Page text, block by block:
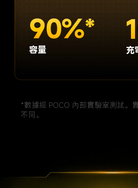
90%*
容量 充
*數據經 POCO 內部實驗室測試。
不同。